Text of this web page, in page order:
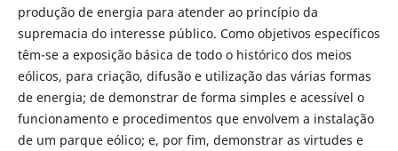
produção de energia para atender ao princípio da
supremacia do interesse público. Como objetivos específicos
têm-se a exposição básica de todo o histórico dos meios
eólicos, para criação, difusão e utilização das várias formas
de energia; de demonstrar de forma simples e acessível o
funcionamento e procedimentos que envolvem a instalação
de um parque eólico; e, por fim, demonstrar as virtudes e